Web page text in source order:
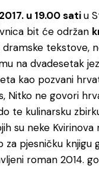
u 19.00 satiu
bit će održan
dramske tekstove,
na dvadesetak
kao pozvani
Nitko ne govori
te kulinarsku
su neke
za pjesničku knjigu
roman 2014.